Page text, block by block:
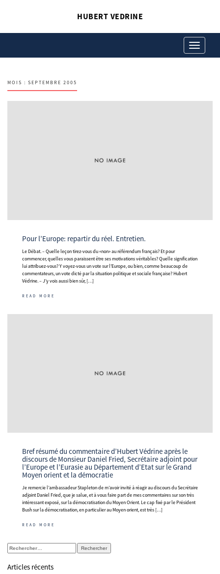
HUBERT VEDRINE
Toggle
navigation
MOIS : SEPTEMBRE 2005
Pour l’Europe: repartir du réel. Entretien.
Le Débat. – Quelle leçon tirez-vous du «non» au référendum français? Et pour
commencer, quelles vous paraissent être ses motivations véritables? Quelle signification
lui attribuez-vous? Y voyez-vous un vote sur l’Europe, ou bien, comme beaucoup de
commentateurs, un vote dicté par la situation politique et sociale française? Hubert
Védrine. – J’y vois aussi bien sûr, […]
READ MORE
Bref résumé du commentaire d’Hubert Védrine après le
discours de Monsieur Daniel Fried, Secrétaire adjoint pour
l’Europe et l’Eurasie au Département d’Etat sur le Grand
Moyen orient et la démocratie
Je remercie l’ambassadeur Stapleton de m’avoir invité à réagir au discours du Secrétaire
adjoint Daniel Fried, que je salue, et à vous faire part de mes commentaires sur son très
intéressant exposé, sur la démocratisation du Moyen Orient. Le cap fixé par le Président
Bush sur la démocratisation, en particulier au Moyen orient, est très […]
READ MORE
Rechercher :
Articles récents